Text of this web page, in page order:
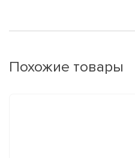
Похожие товары